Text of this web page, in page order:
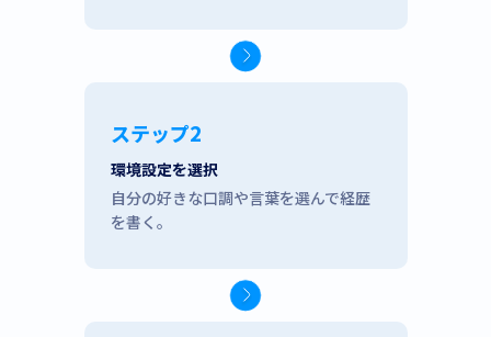
ステップ2
環境設定を選択
自分の好きな口調や言葉を選んで経歴
を書く。